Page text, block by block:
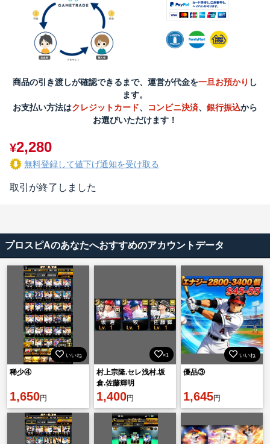
商品の引き渡しが確認できるまで、運営が代金を一旦お預かり し
ます。
お支払い方法はクレジットカード、 コンビニ決済、 銀行振込から
お選びいただけます！
¥2,280
無料登録して値下げ通知を受け取る
取引が終了しました
プロスピAのあなたへおすすめのアカウントデータ
いいね
稀少④
1,650円
×1
村上宗隆.セレ浅村.坂
倉.佐藤輝明
1,400円
いいね
優品③
1,645円